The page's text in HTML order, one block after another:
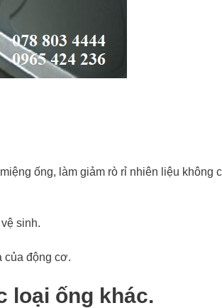
ống, làm giảm rò rỉ nhiên liệu không
sinh.
của động cơ.
loại ống khác.